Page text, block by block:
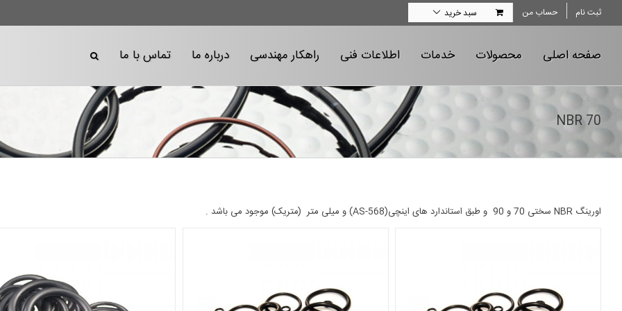
ثبت نام حساب من سبد خرید
صفحه اصلی محصولات خدمات اطلاعات فنی راهکار مهندسی درباره ما تماس با ما
NBR 70
اورینگ NBR سختی 70 و 90 و طبق استاندارد های اینچی(AS-568) و میلی متر (متریک) موجود می باشد .